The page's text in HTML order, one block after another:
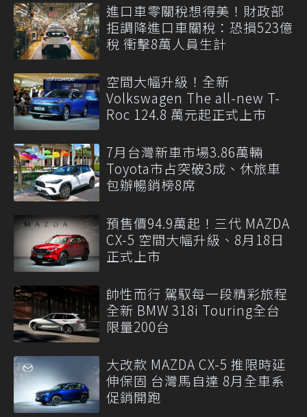
進口車零關稅想得美！財政部
拒調降進口車關稅：恐損523億
稅 衝擊8萬人員生計
空間大幅升級！全新
Volkswagen The all-new T-
Roc 124.8 萬元起正式上市
7月台灣新車市場3.86萬輛
Toyota市占突破3成、休旅車
包辦暢銷榜8席
預售價94.9萬起！三代 MAZDA
CX-5 空間大幅升級、8月18日
正式上市
帥性而行 駕馭每一段精彩旅程
全新 BMW 318i Touring全台
限量200台
大改款 MAZDA CX-5 推限時延
伸保固 台灣馬自達 8月全車系
促銷開跑